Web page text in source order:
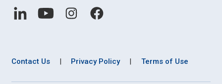
Contact Us | Privacy Policy | Terms of Use